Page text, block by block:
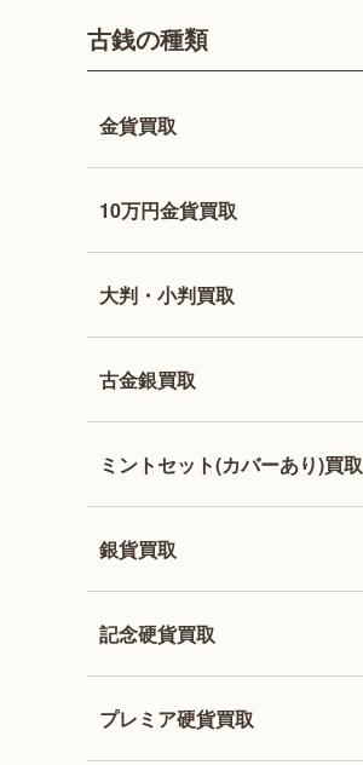
古銭の種類
金貨買取
10万円金貨買取
大判・小判買取
古金銀買取
ミントセット(カバーあり)買取
銀貨買取
記念硬貨買取
プレミア硬貨買取